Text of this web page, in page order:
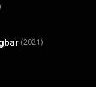
(2021)